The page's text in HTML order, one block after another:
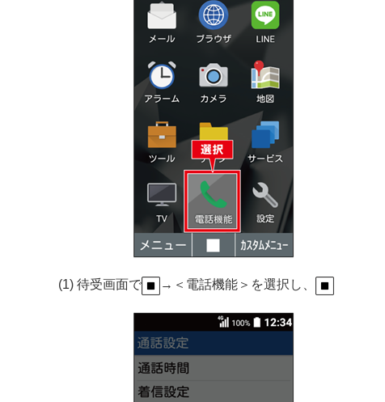
(1) 待受画面で →＜電話機能＞を選択し、